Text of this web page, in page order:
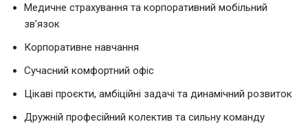
Медичне страхування та корпоративний мобільний
зв’язок
Корпоративне навчання
Сучасний комфортний офіс
Цікаві проєкти, амбіційні задачі та динамічний розвиток
Дружній професійний колектив та сильну команду